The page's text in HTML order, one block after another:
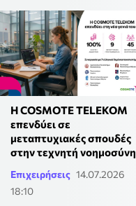
Η COSMOTE TELEKOM
επενδύει σε
μεταπτυχιακές σπουδές
στην τεχνητή νοημοσύνη
Επιχειρήσεις 14.07.2026
18:10